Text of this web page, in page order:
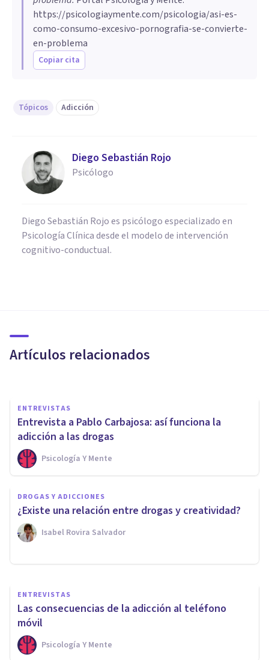
https://psicologiaymente.com/psicologia/asi-es-
como-consumo-excesivo-pornografia-se-convierte-
en-problema
Copiar cita
Tópicos Adicción
Diego Sebastián Rojo
Psicólogo
Diego Sebastián Rojo es psicólogo especializado en
Psicología Clínica desde el modelo de intervención
cognitivo-conductual.
Artículos relacionados
la Adicción a Internet
ENTREVISTAS
Entrevista a Pablo Carbajosa: así funciona la
adicción a las drogas
Psicología Y Mente
DROGAS Y ADICCIONES
¿Existe una relación entre drogas y creatividad?
Isabel Rovira Salvador
ENTREVISTAS
Entrevista a Ana Amell: la
psicoterapia para las
adicciones sin internamiento
ENTREVISTAS
Las consecuencias de la adicción al teléfono
móvil
Psicología Y Mente